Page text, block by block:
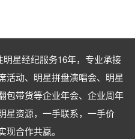
明星经纪服务16年，专业承接
活动、明星拼盘演唱会、明星
包带货等企业年会、企业周年
星资源，一手联系，一手价
合作共赢。